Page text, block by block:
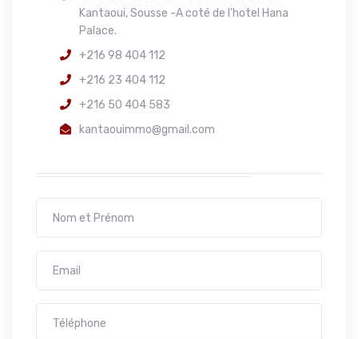
Kantaoui, Sousse -A coté de l'hotel Hana
Palace.
+216 98 404 112
+216 23 404 112
+216 50 404 583
kantaouimmo@gmail.com